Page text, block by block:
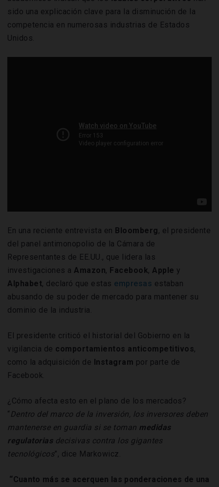
sido una explicación clave para la disminución de la
competencia en numerosas industrias de Estados
Unidos.
En una reciente entrevista en Bloomberg, el presidente
del panel antimonopolio de la Cámara de
Representantes de EE.UU., que lidera las
investigaciones a Amazon, Facebook, Apple y
Alphabet, declaró que estas empresas estaban
abusando de su poder de mercado para mantener su
dominio de la industria.
El presidente criticó el historial del Gobierno en la
vigilancia de comportamientos anticompetitivos,
como la adquisición de Instagram por parte de
Facebook.
¿Cómo afecta esto en el plano de los mercados?
“ Dentro del marco de la inversión, los inversores deben
mantenerse en guardia si se toman medidas
regulatoriasdecisivas contra los gigantes
tecnológicos”, dice Markowicz.
“Cuanto más se acerquen las ponderaciones de una